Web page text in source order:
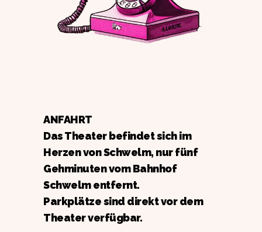
ANFAHRT
Das Theater befindet sich im
Herzen von Schwelm, nur fünf
Gehminuten vom Bahnhof
Schwelm entfernt.
Parkplätze sind direkt vor dem
Theater verfügbar.